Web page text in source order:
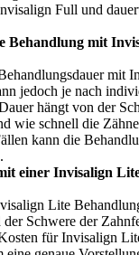
Full und
Behandlung mit
mit
jedoch je nach
hängt von der
wie schnell die
kann die
einer Invisalign
Lite
Schwere der
für Invisalign